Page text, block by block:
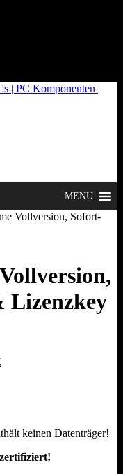
| PC Komponenten |
MENU
Vollversion, Sofort-
Lizenzkey
Aktueller
keinen Datenträger!